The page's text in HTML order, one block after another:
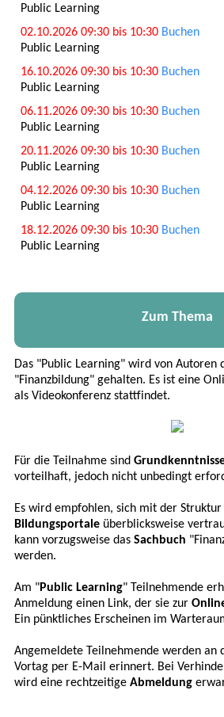
Public Learning
02.10.2026 09:30 bis 10:30 Buchen
Public Learning
16.10.2026 09:30 bis 10:30 Buchen
Public Learning
06.11.2026 09:30 bis 10:30 Buchen
Public Learning
20.11.2026 09:30 bis 10:30 Buchen
Public Learning
04.12.2026 09:30 bis 10:30 Buchen
Public Learning
18.12.2026 09:30 bis 10:30 Buchen
Public Learning
Zum Thema
Das "Public Learning" wird von Autoren
"Finanzbildung" gehalten. Es ist eine
als Videokonferenz stattfindet.
Für die Teilnahme sind
vorteilhaft, jedoch nicht unbedingt
Es wird empfohlen, sich mit der
Bildungsportale überblicksweise
kann vorzugsweise das Sachbuch
werden.
Am "Public Learning" Teilnehmende
Anmeldung einen Link, der sie zur
Ein pünktliches Erscheinen im
Angemeldete Teilnehmende werden an
Vortag per E-Mail erinnert. Bei
wird eine rechtzeitige Abmeldung